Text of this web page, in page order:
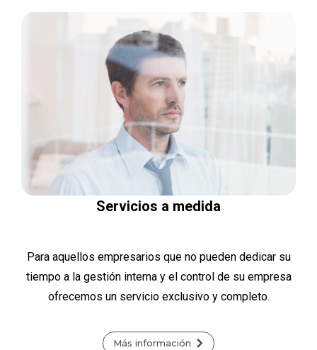
Servicios a medida
Para aquellos empresarios que no pueden dedicar su
tiempo a la gestión interna y el control de su empresa
ofrecemos un servicio exclusivo y completo.
Más información